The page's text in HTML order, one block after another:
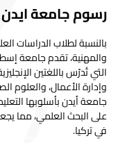
رسوم
متحركة
وكرتون
التركية
الهندسة
المدنية
الهندسة
المدنية
التركية
رسوم جامعة ايدن
بالنسبة لطلاب الدراسات
والمهنية، تقدم جامعة
التي تُدرّس باللغتين
وإدارة الأعمال، والعلوم
جامعة أيدن بأسلوبها
على البحث العلمي، مما
في تركيا.